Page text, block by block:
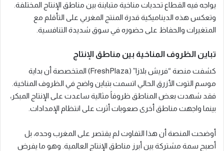
يواجه فيه القطاع تحديات مناخية متباينة بين مناطق الإنتاج المختلفة.
وتعكس هذه الديناميكية قدرة المنتج المغربي على التأقلم مع
المتغيرات والحفاظ على حضوره في سوق شديدة التنافسية.
تباين الظروف المناخية بين مناطق الإنتاج
كشفت منصة “فريش بلازا” (FreshPlaza) المتخصصة أن بداية
موسم التوت الأزرق الحالي اتسمت بتباين واضح في الظروف المناخية.
فقد شهدت بعض المناطق ظروفاً مثالية ساعدت على الإنتاج المبكر،
بينما واجهت مناطق أخرى صعوبات أثرت على انتظام الإمدادات.
أوضحت المنصة أن هذا التفاوت لم يقتصر على المغرب وحده، بل
أصبح سمة مشتركة بين أبرز مناطق الإنتاج العالمية. وهو ما يفرض